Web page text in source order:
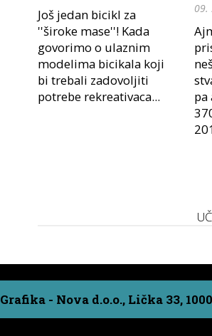
Još jedan bicikl za
''široke mase''! Kada
govorimo o ulaznim
modelima bicikala koji
bi trebali zadovoljiti
potrebe rekreativaca...
09.
pa
Grafika - Nova d.o.o., Lička 33,